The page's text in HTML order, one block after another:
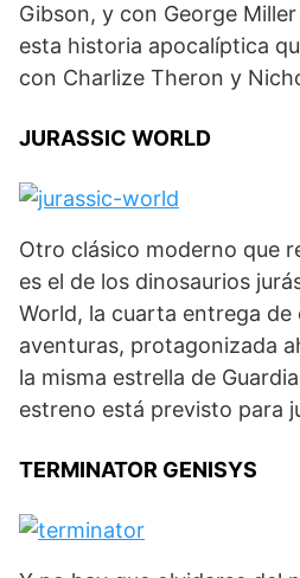
Gibson, y con George
esta historia apocalíptica
con Charlize Theron y
JURASSIC WORLD
Otro clásico moderno que
es el de los dinosaurios
World, la cuarta entrega de
aventuras, protagonizada
la misma estrella de
estreno está previsto para
TERMINATOR GENISYS